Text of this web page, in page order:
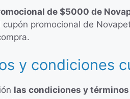
de $5000 de
promocional de
y condiciones
las condiciones y términos